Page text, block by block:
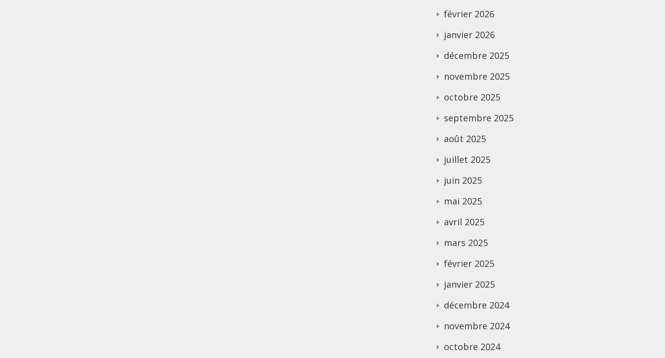
février 2026
janvier 2026
décembre 2025
novembre 2025
octobre 2025
septembre 2025
août 2025
juillet 2025
juin 2025
mai 2025
avril 2025
mars 2025
février 2025
janvier 2025
décembre 2024
novembre 2024
octobre 2024